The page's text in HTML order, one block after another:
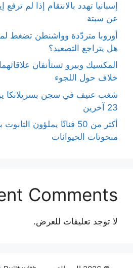
إسبانيا تهدد بالانتقام إذا لم ترفع
عن سبتة
أوروبا متردّدة وواشنطن تضغط
هل يتراجع التصعيد؟
المكسيك وبيرو تستأنفان
خلاف حول اللجوء
23 آخرين
أكثر من 50 فنانًا يملؤون
منحوتات الحيوانات
Comments
لا توجد تعليقات للعرض.